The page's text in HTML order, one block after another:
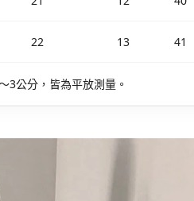
22 13 41
3公分，皆為平放測量。